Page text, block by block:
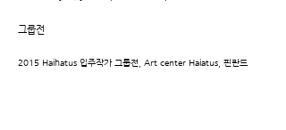
그룹전
2015 Haihatus 입주작가 그룹전, Art center Haiatus, 핀란드